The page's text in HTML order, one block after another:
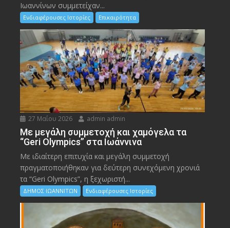
Ιωαννίνων συμμετείχαν...
Ενδιαφέρουσες Ιστορίες Επικαιρότητα
27 Μαΐου 2026 admin admin
Με μεγάλη συμμετοχή και χαμόγελα τα
“Geri Olympics” στα Ιωάννινα
Με ιδιαίτερη επιτυχία και μεγάλη συμμετοχή
πραγματοποιήθηκαν για δεύτερη συνεχόμενη χρονιά
τα “Geri Olympics”, η ξεχωριστή...
ΔΗΜΟΣ ΙΩΑΝΝΙΤΩΝ Ενδιαφέρουσες Ιστορίες